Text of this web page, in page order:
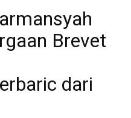
Brevet
dari